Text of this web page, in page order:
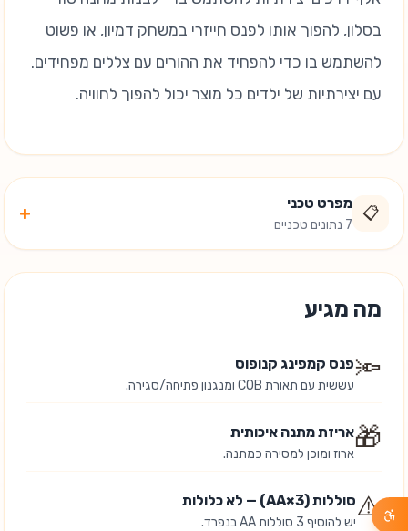
בסלון, להפוך אותו לפנס חייזרי במשחק דמיון, או פשוט
להשתמש בו כדי להפחיד את ההורים עם צללים מפחידים.
עם יצירתיות של ילדים כל מוצר יכול להפוך לחוויה.
📋
מפרט טכני
7 נתונים טכניים
+
מה מגיע
🔦פנס קמפינג קנופוס
עששית עם תאורת COB ומנגנון פתיחה/סגירה.
🎁אריזת מתנה איכותית
ארוז ומוכן למסירה כמתנה.
⚠️סוללות (3×AA) — לא כלולות
יש להוסיף 3 סוללות AA בנפרד.